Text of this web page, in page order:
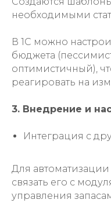
необходимыми
В 1С можно
бюджета
оптимистичный),
реагировать на
3. Внедрение и
Интеграция с
Для
связать его с
управления